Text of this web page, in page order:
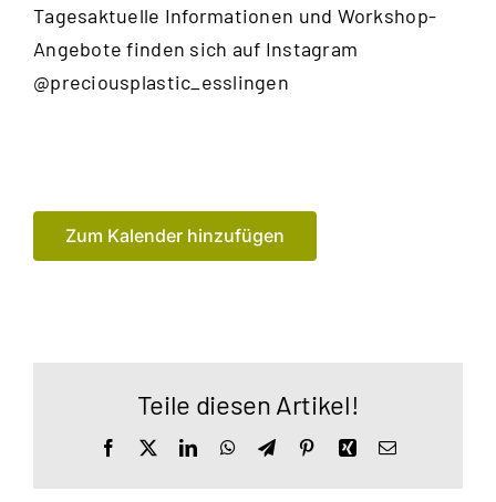
Tagesaktuelle Informationen und Workshop-
Angebote finden sich auf Instagram
@preciousplastic_esslingen
Zum Kalender hinzufügen
Teile diesen Artikel!
Facebook LinkedInWhatsApp
TelegramPinterestXingE-